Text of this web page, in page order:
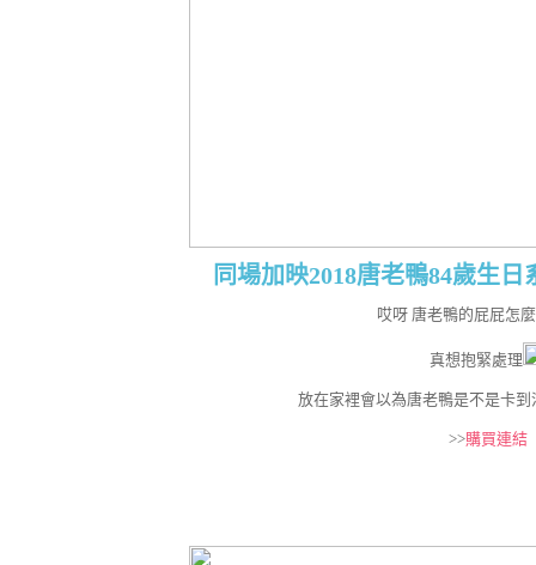
同場加映2018唐老鴨84歲生
哎呀 唐老鴨的屁屁怎
真想抱緊處理
放在家裡會以為唐老鴨是不是卡
>>購買連結